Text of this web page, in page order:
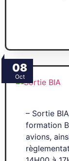
08
Oct
– Sortie
formation
avions,